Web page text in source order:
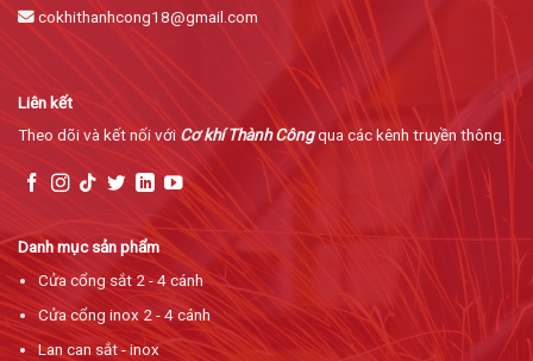
cokhithanhcong18@gmail.com
Danh mục sản phẩm
Cửa cổng sắt 2 - 4 cánh
Cửa cổng inox 2 - 4 cánh
Lan can sắt - inox
Liên kết
Theo dõi và kết nối với Cơ khí Thành Côngqua các kênh truyền thông.